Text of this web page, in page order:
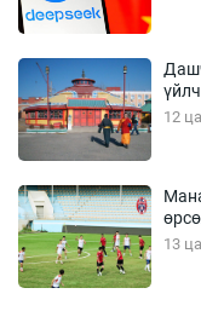
12
13